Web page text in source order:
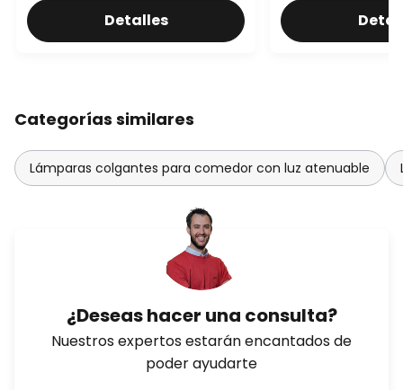
Detalles
Categorías similares
Lámparas colgantes para comedor con luz atenuable
¿Deseas hacer una consulta?
Nuestros expertos estarán encantados de
poder ayudarte